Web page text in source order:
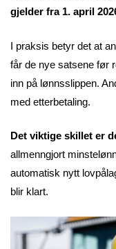
gjelder fra 1. april
I praksis betyr det at
får de nye satsene før
inn på lønnsslippen.
med etterbetaling.
Det viktige skillet er
allmenngjort
automatisk nytt
blir klart.